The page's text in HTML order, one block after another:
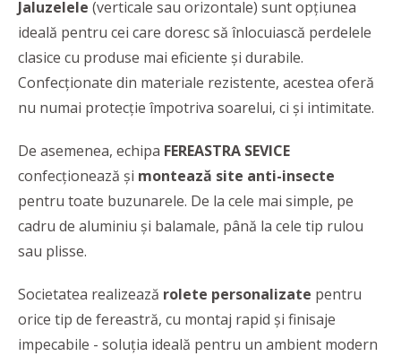
Jaluzelele (verticale sau orizontale) sunt opțiunea
ideală pentru cei care doresc să înlocuiască perdelele
clasice cu produse mai eficiente și durabile.
Confecționate din materiale rezistente, acestea oferă
nu numai protecție împotriva soarelui, ci și intimitate.
De asemenea, echipa FEREASTRA SEVICE
confecționează și montează site anti-insecte
pentru toate buzunarele. De la cele mai simple, pe
cadru de aluminiu și balamale, până la cele tip rulou
sau plisse.
Societatea realizează rolete personalizate pentru
orice tip de fereastră, cu montaj rapid și finisaje
impecabile - soluția ideală pentru un ambient modern